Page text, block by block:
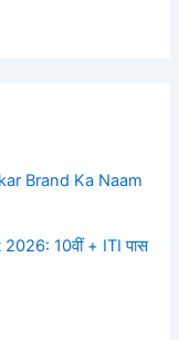
Brand Ka Naam
10वीं + ITI पास